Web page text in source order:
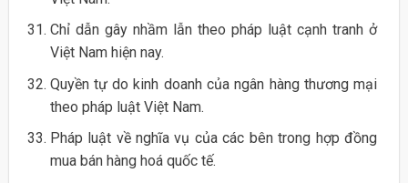
Chỉ dẫn gây nhầm lẫn theo pháp luật cạnh tranh ở
Việt Nam hiện nay.
Quyền tự do kinh doanh của ngân hàng thương mại
theo pháp luật Việt Nam.
Pháp luật về nghĩa vụ của các bên trong hợp đồng
mua bán hàng hoá quốc tế.